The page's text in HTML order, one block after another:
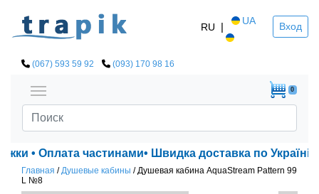
RU | UA Вход
(067) 593 59 92 (093) 170 98 16
0
• Оплата частинами• Швидка доставка по Україні!
Главная /Душевые кабины /Душевая кабина AquaStream Pattern 99
L №8